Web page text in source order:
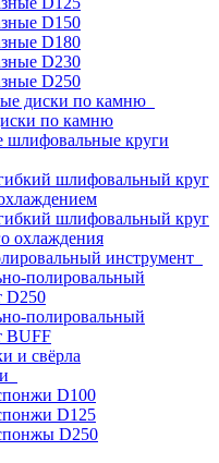
D150
D180
D230
D250
диски по камню
по камню
шлифовальные круги
шлифовальный круг
шлифовальный круг
охлаждения
инструмент
полировальный
D250
полировальный
BUFF
и свёрла
D100
D125
D250